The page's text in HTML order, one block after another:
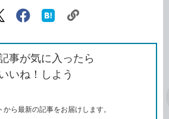
X（旧
で
シ
ェ
ア
Facebook
シ
ェ
ア
な
ブ
ッ
ク
ク
ク
を
コ
事が気に入ったら
いね！しよう
から最新の記事をお届けします。